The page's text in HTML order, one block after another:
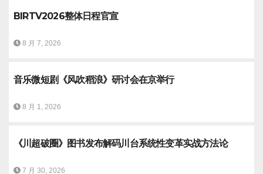
BIRTV2026整体日程官宣
8 月 7, 2026
音乐微短剧《风吹稻浪》研讨会在京举行
8 月 1, 2026
《川超破圈》图书发布解码川台系统性变革实战方法论
7 月 30, 2026